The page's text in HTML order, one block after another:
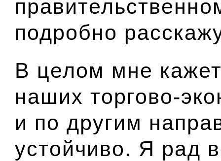
подробно
В целом мне
наших торгово-
и по другим
устойчиво. Я рад